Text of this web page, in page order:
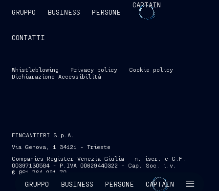
GRUPPO BUSINESS PERSONE CAPTAIN
GRUPPO BUSINESS PERSONE
CAPTAIN
CONTATTI
Whistleblowing Privacy policy
Cookie policy
Dichiarazione Accessibilità
FINCANTIERI S.p.A.
Via Genova, 1 34121 - Trieste
Companies Register Venezia Giulia - n. iscr. e C.F.
00397130584 - P.IVA 00629440322 - Cap. Soc. i.v.
€ 881.764.991,70